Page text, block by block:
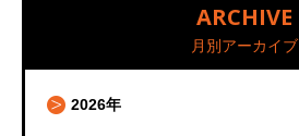
ARCHIVE
月別アーカイブ
2026年